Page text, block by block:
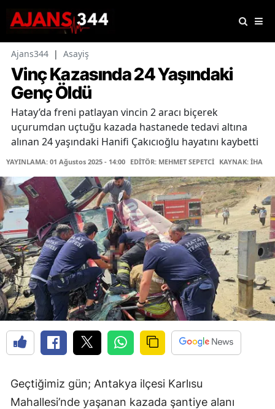
Ajans344 | Asayiş
Vinç Kazasında 24 Yaşındaki
Genç Öldü
Hatay’da freni patlayan vincin 2 aracı biçerek
uçurumdan uçtuğu kazada hastanede tedavi altına
alınan 24 yaşındaki Hanifi Çakıcıoğlu hayatını kaybetti
YAYINLAMA: 01 Ağustos 2025 - 14:00 EDİTÖR: MEHMET SEPETCİ KAYNAK: İHA
Geçtiğimiz gün; Antakya ilçesi Karlısu
Mahallesi’nde yaşanan kazada şantiye alanı